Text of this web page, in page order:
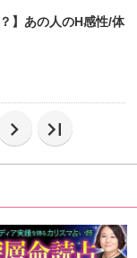
】あの人のH感性/体
chevron_right last_page